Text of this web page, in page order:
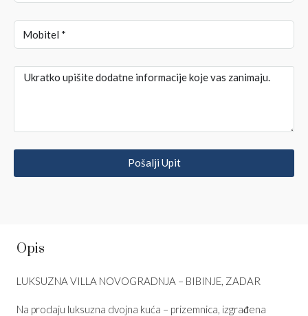
Pošalji Upit
Opis
LUKSUZNA VILLA NOVOGRADNJA – BIBINJE, ZADAR
Na prodaju luksuzna dvojna kuća – prizemnica, izgrađena